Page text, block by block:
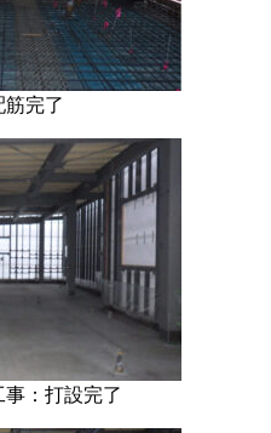
完了
：打設完了